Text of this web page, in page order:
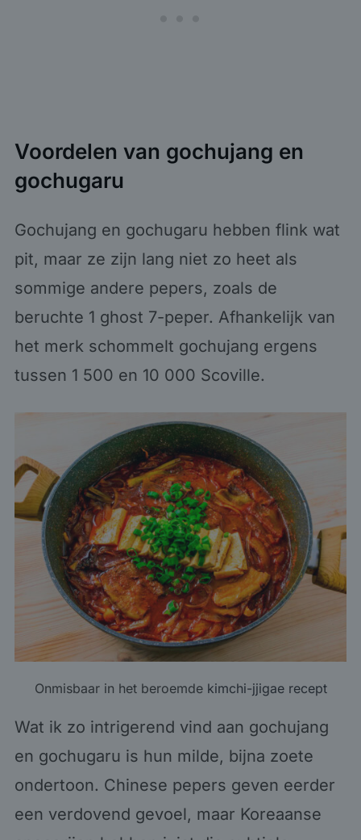
Voordelen van gochujang en
gochugaru
Gochujang en gochugaru hebben flink wat
pit, maar ze zijn lang niet zo heet als
sommige andere pepers, zoals de
beruchte 1 ghost 7-peper. Afhankelijk van
het merk schommelt gochujang ergens
tussen 1 500 en 10 000 Scoville.
Onmisbaar in het beroemde kimchi-jjigae recept
Wat ik zo intrigerend vind aan gochujang
en gochugaru is hun milde, bijna zoete
ondertoon. Chinese pepers geven eerder
een verdovend gevoel, maar Koreaanse